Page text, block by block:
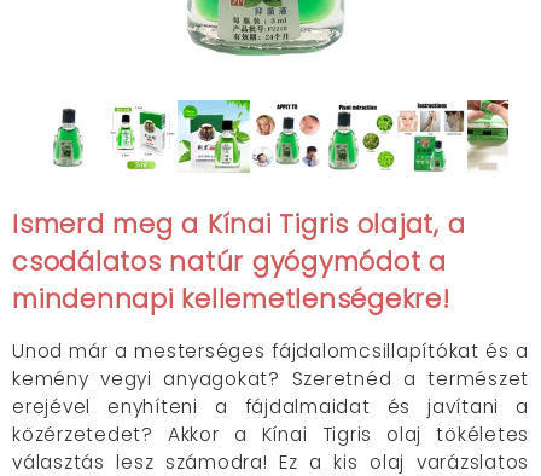
Ismerd meg a Kínai Tigris olajat, a
csodálatos natúr gyógymódot a
mindennapi kellemetlenségekre!
Unod már a mesterséges fájdalomcsillapítókat és a
kemény vegyi anyagokat? Szeretnéd a természet
erejével enyhíteni a fájdalmaidat és javítani a
közérzetedet? Akkor a Kínai Tigris olaj tökéletes
választás lesz számodra! Ez a kis olaj varázslatos